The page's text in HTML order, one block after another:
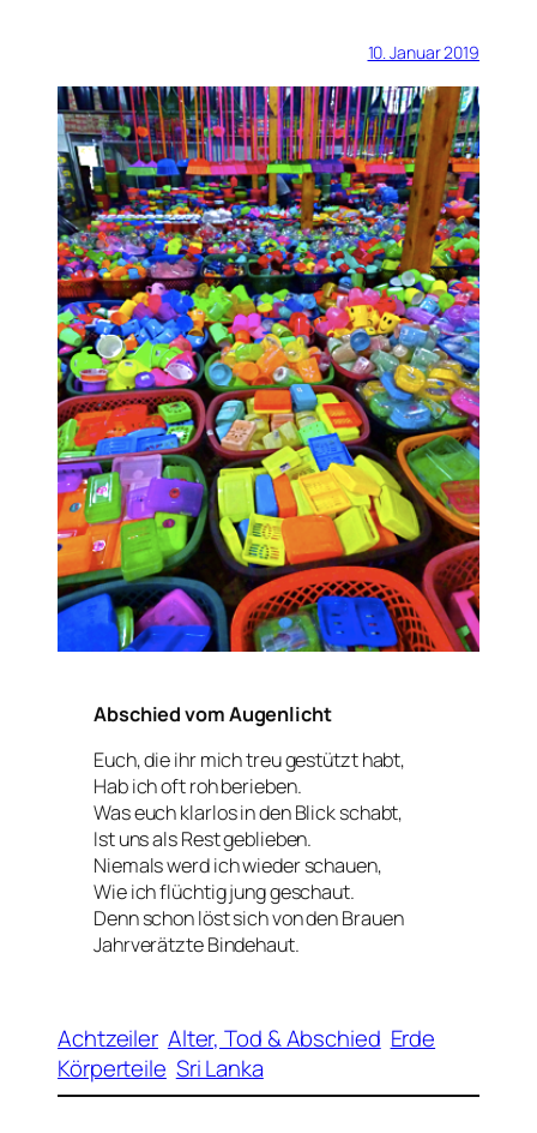
10. Januar 2019
Abschied vom Augenlicht
Euch, die ihr mich treu gestützt habt,
Hab ich oft roh berieben.
Was euch klarlos in den Blick schabt,
Ist uns als Rest geblieben.
Niemals werd ich wieder schauen,
Wie ich flüchtig jung geschaut.
Denn schon löst sich von den Brauen
Jahrverätzte Bindehaut.
Achtzeiler Alter, Tod & Abschied Erde
Körperteile Sri Lanka